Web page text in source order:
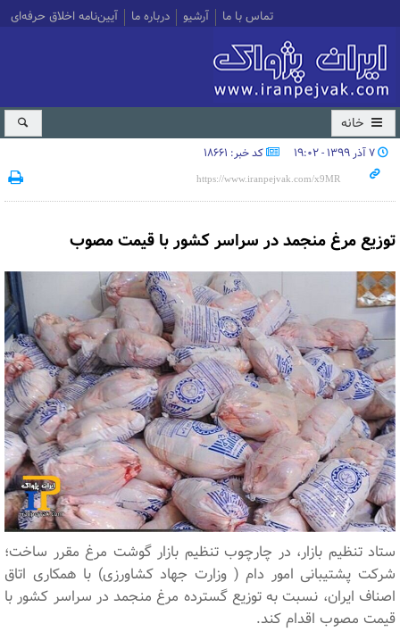
تماس با ما آرشیو درباره ما آیین‌نامه اخلاق حرفه‌ای
خانه
۷ آذر ۱۳۹۹ - ۱۹:۰۲ کد خبر: 18661
توزیع مرغ منجمد در سراسر کشور با قیمت مصوب
ستاد تنظیم بازار، در چارچوب تنظیم بازار گوشت مرغ مقرر ساخت؛
شرکت پشتیبانی امور دام ( وزارت جهاد کشاورزی) با همکاری اتاق
اصناف ایران، نسبت به توزیع گسترده مرغ منجمد در سراسر کشور با
قیمت مصوب اقدام کند.